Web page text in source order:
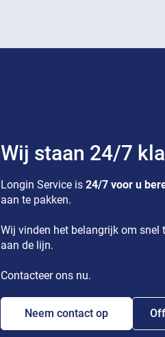
Wij staan 24/7
Longin Service is24/7 voor u
aan te pakken.
Wij vinden het belangrijk om snel
aan de lijn.
Contacteer ons nu.
Neem contact op